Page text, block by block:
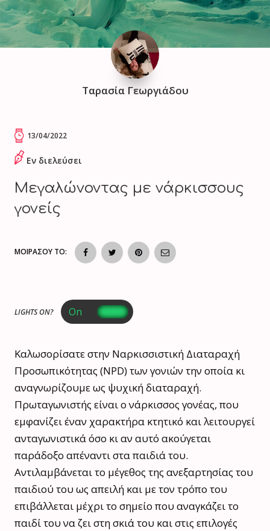
Ταρασία Γεωργιάδου
13/04/2022
Εν διελεύσει
Μεγαλώνοντας με νάρκισσους
γονείς
ΜΟΙΡΑΣΟΥ ΤΟ:
LIGHTS ON?
Καλωσορίσατε στην Ναρκισσιστική Διαταραχή
Προσωπικότητας (NPD) των γονιών την οποία κι
αναγνωρίζουμε ως ψυχική διαταραχή.
Πρωταγωνιστής είναι ο νάρκισσος γονέας, που
εμφανίζει έναν χαρακτήρα κτητικό και λειτουργεί
ανταγωνιστικά όσο κι αν αυτό ακούγεται
παράδοξο απέναντι στα παιδιά του.
Αντιλαμβάνεται το μέγεθος της ανεξαρτησίας του
παιδιού του ως απειλή και με τον τρόπο του
επιβάλλεται μέχρι το σημείο που αναγκάζει το
παιδί του να ζει στη σκιά του και στις επιλογές